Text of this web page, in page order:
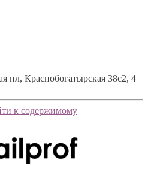
пл, Краснобогатырская 38с2, 4
к содержимому